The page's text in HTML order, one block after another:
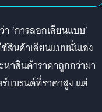
‘การลอกเลียนแบบ’
สินค้าเลียนแบบนั่นเอง
าสินค้าราคาถูกกว่ามา
ร์แบรนด์ที่ราคาสูง แต่